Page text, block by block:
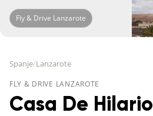
Fly & Drive Lanzarote
Spanje/Lanzarote
FLY & DRIVE LANZAROTE
Casa De Hilario